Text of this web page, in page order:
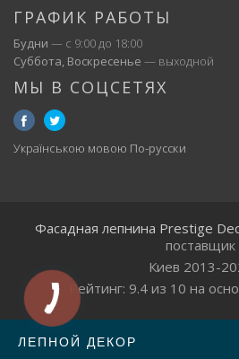
ГРАФИК РАБОТЫ
Будни — с 9:00 до 18:00
Суббота, Воскресенье — выходной
МЫ В СОЦСЕТЯХ
Українською мовою По-русски
Фасадная лепнина Prestige
поставщик
Киев 2013-
Рейтинг: 9.4из 10 на
ЛЕПНОЙ ДЕКОР